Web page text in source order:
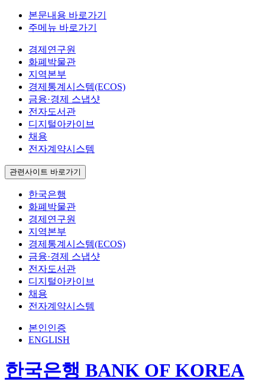
본문내용 바로가기
주메뉴 바로가기
경제연구원
화폐박물관
지역본부
경제통계시스템(ECOS)
금융·경제 스냅샷
전자도서관
디지털아카이브
채용
전자계약시스템
관련사이트 바로가기
한국은행
화폐박물관
경제연구원
지역본부
경제통계시스템(ECOS)
금융·경제 스냅샷
전자도서관
디지털아카이브
채용
전자계약시스템
본인인증
ENGLISH
한국은행 BANK OF KOREA